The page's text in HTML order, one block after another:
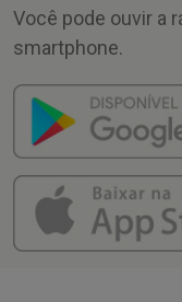
Você pode ouvir a
smartphone.